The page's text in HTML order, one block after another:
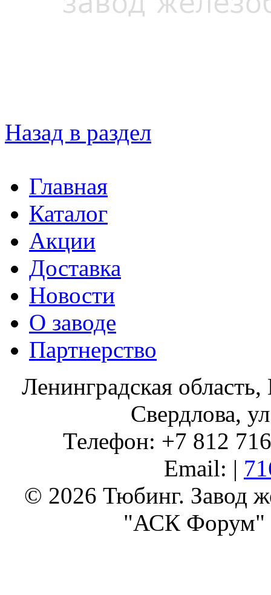
Назад в раздел
Главная
Каталог
Акции
Доставка
Новости
О заводе
Партнерство
Ленинградская
Свердлова,
Телефон: +7 812
Email: |
© 2026 Тюбинг. Завод
"АСК Форум"